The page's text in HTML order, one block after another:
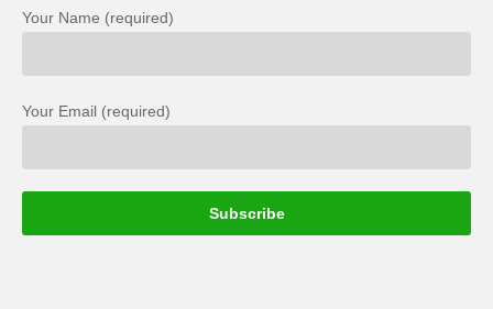
Your Name (required)
Your Email (required)